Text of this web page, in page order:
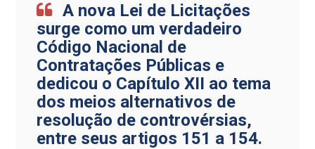
A nova Lei de Licitações
surge como um verdadeiro
Código Nacional de
Contratações Públicas e
dedicou o Capítulo XII ao tema
dos meios alternativos de
resolução de controvérsias,
entre seus artigos 151 a 154.